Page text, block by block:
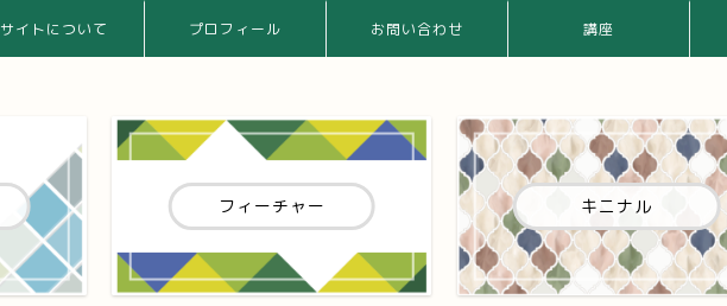
サイトについて プロフィール お問い合わせ 講座
フィーチャー キニナル